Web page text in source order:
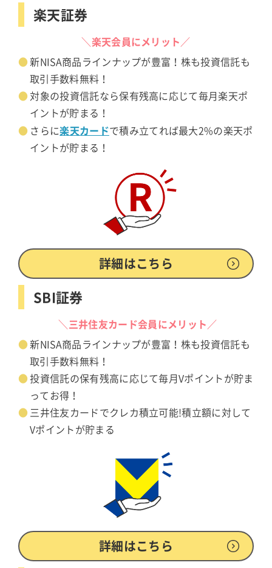
楽天証券
＼楽天会員にメリット／
新NISA商品ラインナップが豊富！株も投資信託も
取引手数料無料！
対象の投資信託なら保有残高に応じて毎月楽天ポ
イントが貯まる！
さらに楽天カードで積み立てれば最大2%の楽天ポ
イントが貯まる！
詳細はこちら
SBI証券
＼三井住友カード会員にメリット／
新NISA商品ラインナップが豊富！株も投資信託も
取引手数料無料！
投資信託の保有残高に応じて毎月Vポイントが貯ま
ってお得！
三井住友カードでクレカ積立可能!積立額に対して
Vポイントが貯まる
詳細はこちら